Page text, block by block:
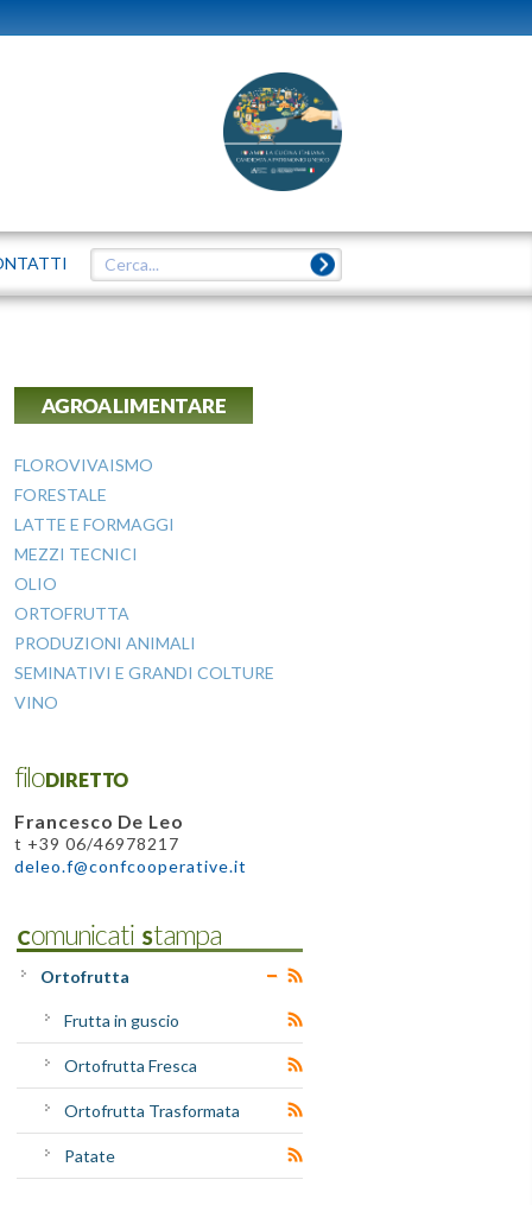
AGROALIMENTARE
FLOROVIVAISMO
FORESTALE
LATTE E FORMAGGI
MEZZI TECNICI
OLIO
ORTOFRUTTA
PRODUZIONI ANIMALI
SEMINATIVI E GRANDI COLTURE
VINO
filoDIRETTO
Francesco De Leo
t +39 06/46978217
deleo.f@confcooperative.it
Comunicati Stampa
Ortofrutta
Frutta in guscio
Ortofrutta Fresca
Ortofrutta Trasformata
Patate